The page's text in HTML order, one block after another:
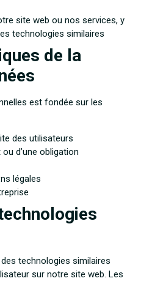
site web ou nos services, y
technologies similaires
de la
est fondée sur les
des utilisateurs
d’une obligation
légales
technologies similaires
sur notre site web. Les